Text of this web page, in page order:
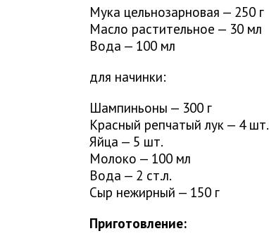
Мука цельнозарновая — 250 г
Масло растительное — 30 мл
Вода — 100 мл
для начинки:
Шампиньоны — 300 г
Красный репчатый лук — 4 шт.
Яйца — 5 шт.
Молоко — 100 мл
Вода — 2 ст.л.
Сыр нежирный — 150 г
Приготовление: